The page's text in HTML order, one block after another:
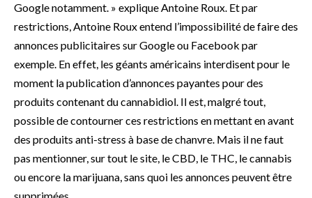
Google notamment. » explique Antoine Roux. Et par
restrictions, Antoine Roux entend l’impossibilité de faire des
annonces publicitaires sur Google ou Facebook par
exemple. En effet, les géants américains interdisent pour le
moment la publication d’annonces payantes pour des
produits contenant du cannabidiol. Il est, malgré tout,
possible de contourner ces restrictions en mettant en avant
des produits anti-stress à base de chanvre. Mais il ne faut
pas mentionner, sur tout le site, le CBD, le THC, le cannabis
ou encore la marijuana, sans quoi les annonces peuvent être